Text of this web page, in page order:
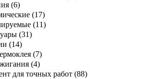
(6)
(17)
(11)
(31)
(14)
(7)
(4)
для точных работ (88)